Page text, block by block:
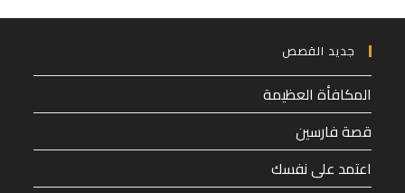
جديد القصص
المكافأة العظيمة
قصة فارسين
اعتمد على نفسك